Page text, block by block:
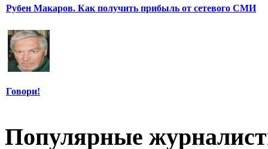
Рубен Макаров. Как получить прибыль от сетевого СМИ
Говори!
Популярные